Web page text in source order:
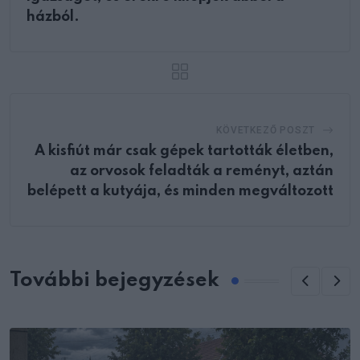
házból.
A kisfiút már csak gépek tartották életben,
az orvosok feladták a reményt, aztán
belépett a kutyája, és minden megváltozott
További bejegyzések